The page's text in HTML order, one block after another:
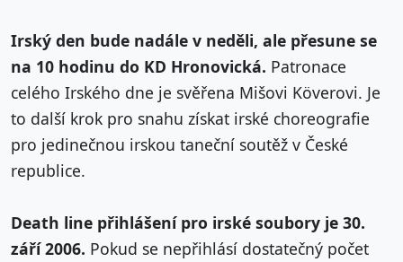
Irský den bude nadále v neděli, ale přesune se
na 10 hodinu do KD Hronovická. Patronace
celého Irského dne je svěřena Mišovi Köverovi. Je
to další krok pro snahu získat irské choreografie
pro jedinečnou irskou taneční soutěž v České
republice.
Death line přihlášení pro irské soubory je 30.
září 2006. Pokud se nepřihlásí dostatečný počet